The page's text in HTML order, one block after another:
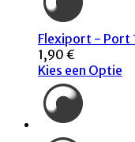
Flexiport - Port
1,90 €
Kies een Optie